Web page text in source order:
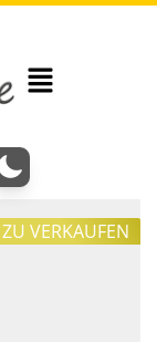
ZU VERKAUFEN